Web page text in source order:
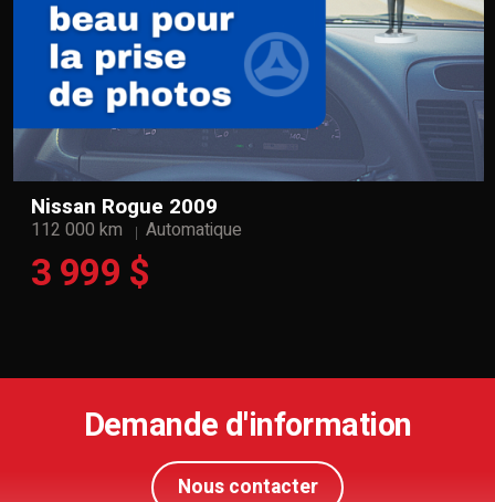
Nissan Rogue 2009
112 000 km Automatique
3 999 $
Demande d'information
Nous contacter